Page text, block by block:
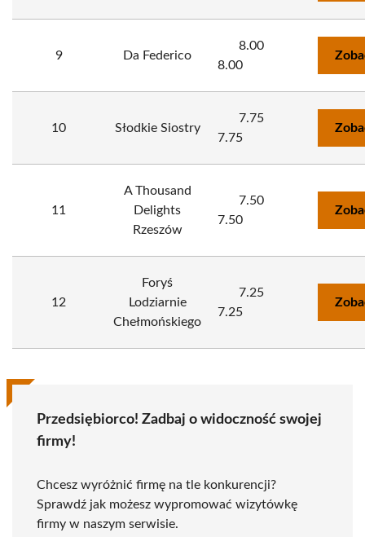
9 Da Federico
8.00
8.00
10 Słodkie Siostry
7.75
7.75
11
A Thousand
Delights
Rzeszów
7.50
7.50
12
Foryś
Lodziarnie
Chełmońskiego
7.25
7.25
Przedsiębiorco! Zadbaj o widoczność swojej
firmy!
Chcesz wyróżnić firmę na tle konkurencji?
Sprawdź jak możesz wypromować wizytówkę
firmy w naszym serwisie.